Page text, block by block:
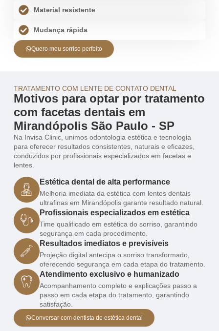
Material resistente
Mudança rápida
Quero meu sorriso perfeito
TRATAMENTO COM LENTE DE CONTATO DENTAL
Motivos para optar por tratamento
com facetas dentais em
Mirandópolis São Paulo - SP
Na Invisa Clinic, unimos odontologia estética e tecnologia
para oferecer resultados consistentes, naturais e eficazes,
conduzidos por profissionais especializados em facetas e
lentes.
Estética dental de alta performance
Melhoria imediata da estética com lentes dentais
ultrafinas em Mirandópolis garante resultado natural.
Profissionais especializados em estética
Time qualificado em estética do sorriso, garantindo
segurança em cada procedimento.
Resultados imediatos e previsíveis
Projeção digital antecipa o sorriso transformado,
oferecendo segurança em cada etapa do tratamento.
Atendimento exclusivo e humanizado
Acompanhamento completo e explicações passo a
passo em cada etapa do tratamento, garantindo
satisfação.
Conversar com dentista de estética dental